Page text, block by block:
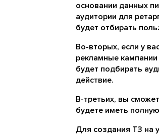
основании данных
аудитории для
будет отбирать
Во-вторых, если у
рекламные
будет подбирать
действие.
В-третьих, вы
будете иметь
Для создания ТЗ на